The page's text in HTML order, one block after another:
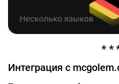
Интеграция с